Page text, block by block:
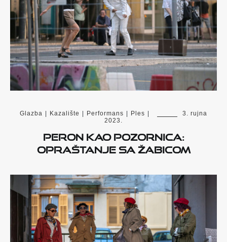
Glazba | Kazalište | Performans | Ples |
3. rujna
2023.
Peron kao pozornica:
opraštanje sa Žabicom